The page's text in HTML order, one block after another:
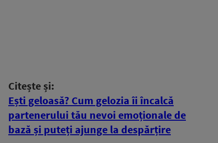
Citește și:
Ești geloasă? Cum gelozia îi încalcă
partenerului tău nevoi emoționale de
bază și puteți ajunge la despărțire